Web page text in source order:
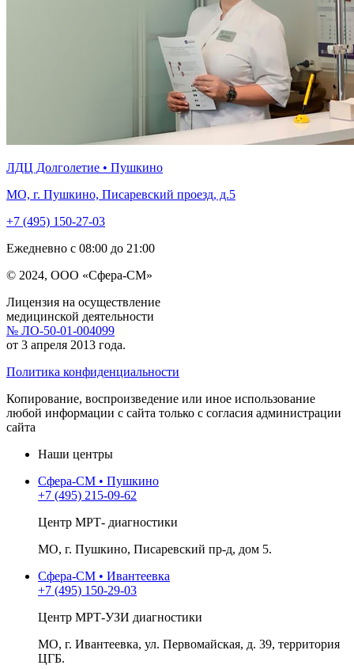
ЛДЦ Долголетие • Пушкино
МО, г. Пушкино, Писаревский проезд, д.5
+7 (495) 150-27-03
Ежедневно с 08:00 до 21:00
© 2024, ООО «Сфера-СМ»
Лицензия на осуществление
медицинской деятельности
№ ЛО-50-01-004099
от 3 апреля 2013 года.
Политика конфиденциальности
Копирование, воспроизведение или иное использование
любой информации с сайта только с согласия администрации
сайта
Наши центры
Сфера-СМ • Пушкино
+7 (495) 215-09-62
Центр МРТ- диагностики
МО, г. Пушкино, Писаревский пр-д, дом 5.
Сфера-СМ • Ивантеевка
+7 (495) 150-29-03
Центр МРТ-УЗИ диагностики
МО, г. Ивантеевка, ул. Первомайская, д. 39, территория
ЦГБ.